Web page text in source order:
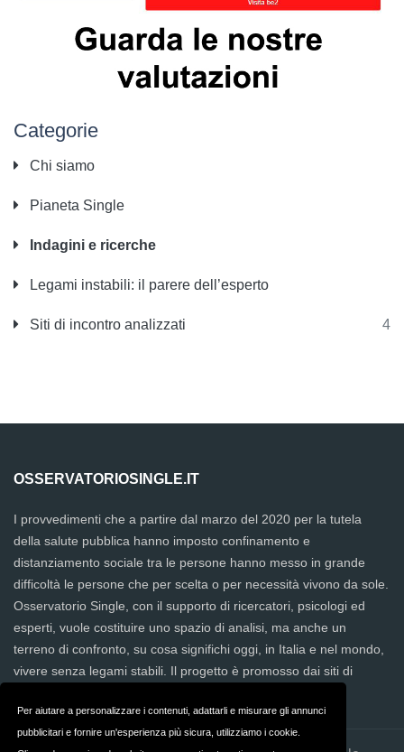
Per aiutare a personalizzare i contenuti, adattarli e misurare gli annunci
pubblicitari e fornire un'esperienza più sicura, utilizziamo i cookie.
Categorie
Chi siamo
Pianeta Single
Indagini e ricerche
Legami instabili: il parere dell’esperto
Siti di incontro analizzati 4
OSSERVATORIOSINGLE.IT
I provvedimenti che a partire dal marzo del 2020 per la tutela
della salute pubblica hanno imposto confinamento e
distanziamento sociale tra le persone hanno messo in grande
difficoltà le persone che per scelta o per necessità vivono da sole.
Osservatorio Single, con il supporto di ricercatori, psicologi ed
esperti, vuole costituire uno spazio di analisi, ma anche un
terreno di confronto, su cosa significhi oggi, in Italia e nel mondo,
vivere senza legami stabili. Il progetto è promosso dai siti di